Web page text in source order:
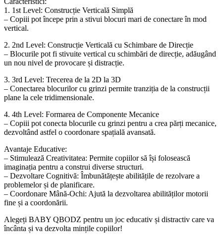
1. 1st Level: Construcție Verticală Simplă
– Copiii pot începe prin a stivui blocuri mari de conectare în mod
vertical.
2. 2nd Level: Construcție Verticală cu Schimbare de Direcție
– Blocurile pot fi stivuite vertical cu schimbări de direcție, adăugând
un nou nivel de provocare și distracție.
3. 3rd Level: Trecerea de la 2D la 3D
– Conectarea blocurilor cu grinzi permite tranziția de la construcții
plane la cele tridimensionale.
4. 4th Level: Formarea de Componente Mecanice
– Copiii pot conecta blocurile cu grinzi pentru a crea părți mecanice,
dezvoltând astfel o coordonare spațială avansată.
Avantaje Educative:
– Stimulează Creativitatea: Permite copiilor să își folosească
imaginația pentru a construi diverse structuri.
– Dezvoltare Cognitivă: Îmbunătățește abilitățile de rezolvare a
problemelor și de planificare.
– Coordonare Mână-Ochi: Ajută la dezvoltarea abilităților motorii
fine și a coordonării.
Alegeți BABY QBODZ pentru un joc educativ și distractiv care va
încânta și va dezvolta mințile copiilor!